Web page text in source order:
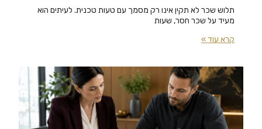
תלוש שכר לא תקין אינו רק מסמך עם טעות טכנית. לעיתים הוא
מעיד על שכר חסר, שעות
קרא עוד »